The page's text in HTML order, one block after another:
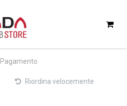
Pagamento
Riordina velocemente